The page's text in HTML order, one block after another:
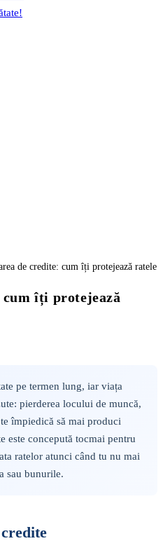
îți protejează
pe termen lung, iar viața
pierderea locului de muncă,
împiedică să mai produci
este concepută tocmai pentru
ratelor atunci când tu nu mai
sau bunurile.